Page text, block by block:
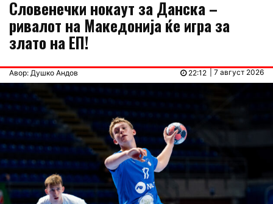
Словенечки нокаут за Данска –
ривалот на Македонија ќе игра за
злато на ЕП!
Авор: Душко Андов | 7 август 2026
22:12